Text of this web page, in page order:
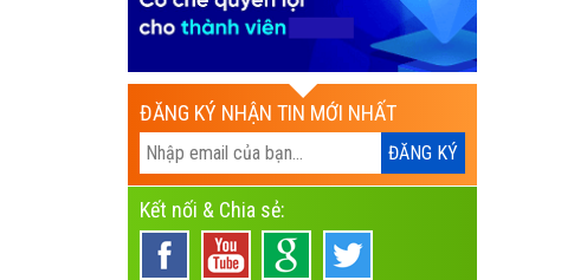
ĐĂNG KÝ NHẬN TIN MỚI NHẤT
Kết nối & Chia sẻ: